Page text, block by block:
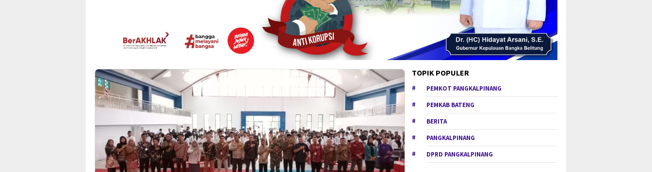
TOPIK POPULER
PEMKOT PANGKALPINANG
PEMKAB BATENG
BERITA
PANGKALPINANG
DPRD PANGKALPINANG